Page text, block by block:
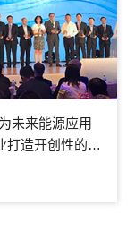
未来能源应用
打造开创性的解